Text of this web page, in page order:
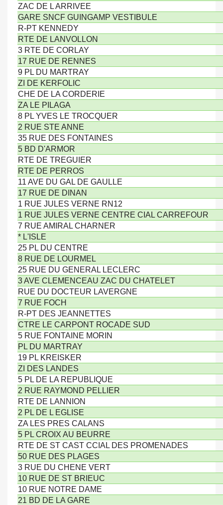
ZAC DE L ARRIVEE
GARE SNCF GUINGAMP VESTIBULE
R-PT KENNEDY
RTE DE LANVOLLON
3 RTE DE CORLAY
17 RUE DE RENNES
9 PL DU MARTRAY
ZI DE KERFOLIC
CHE DE LA CORDERIE
ZA LE PILAGA
8 PL YVES LE TROCQUER
2 RUE STE ANNE
35 RUE DES FONTAINES
5 BD D'ARMOR
RTE DE TREGUIER
RTE DE PERROS
11 AVE DU GAL DE GAULLE
17 RUE DE DINAN
1 RUE JULES VERNE RN12
1 RUE JULES VERNE CENTRE CIAL CARREFOUR
7 RUE AMIRAL CHARNER
* L'ISLE
25 PL DU CENTRE
8 RUE DE LOURMEL
25 RUE DU GENERAL LECLERC
3 AVE CLEMENCEAU ZAC DU CHATELET
RUE DU DOCTEUR LAVERGNE
7 RUE FOCH
R-PT DES JEANNETTES
CTRE LE CARPONT ROCADE SUD
5 RUE FONTAINE MORIN
PL DU MARTRAY
19 PL KREISKER
ZI DES LANDES
5 PL DE LA REPUBLIQUE
2 RUE RAYMOND PELLIER
RTE DE LANNION
2 PL DE L EGLISE
ZA LES PRES CALANS
5 PL CROIX AU BEURRE
RTE DE ST CAST CCIAL DES PROMENADES
50 RUE DES PLAGES
3 RUE DU CHENE VERT
10 RUE DE ST BRIEUC
10 RUE NOTRE DAME
21 BD DE LA GARE